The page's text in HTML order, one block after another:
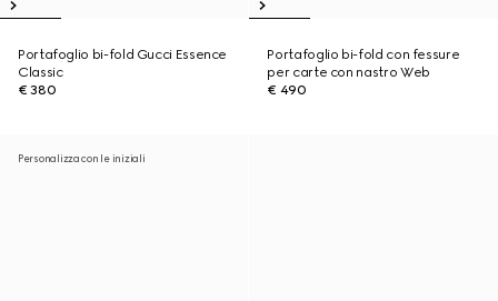
Portafoglio bi-fold Gucci Essence
Classic
€ 380
Portafoglio bi-fold con fessure
per carte con nastro Web
€ 490
Personalizza con le iniziali